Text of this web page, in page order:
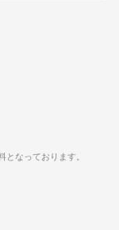
なっております。